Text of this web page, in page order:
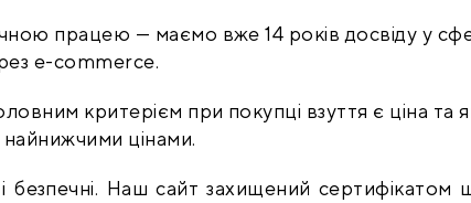
працею — маємо вже 14 років досвіду у
e-commerce.
критерієм при покупці взуття є ціна та
найнижчими цінами.
і безпечні. Наш сайт захищений